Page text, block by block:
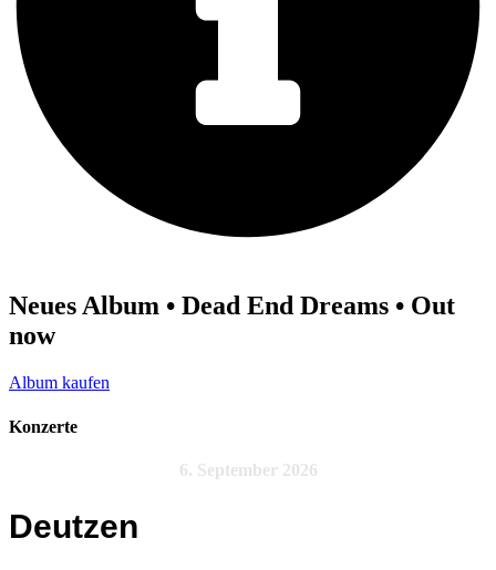
Neues Album • Dead End Dreams • Out
now
Album kaufen
Konzerte
6. September 2026
Deutzen